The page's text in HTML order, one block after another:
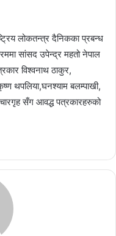
लोकतन्त्र दैनिकका प्रबन्ध
सांसद उपेन्द्र महतो नेपाल
विश्वनाथ ठाकुर,
थपलिया,घनश्याम बलम्पाखी,
सँग आवद्ध पत्रकारहरुको